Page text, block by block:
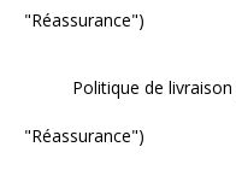
"Réassurance")
Politique de
"Réassurance")